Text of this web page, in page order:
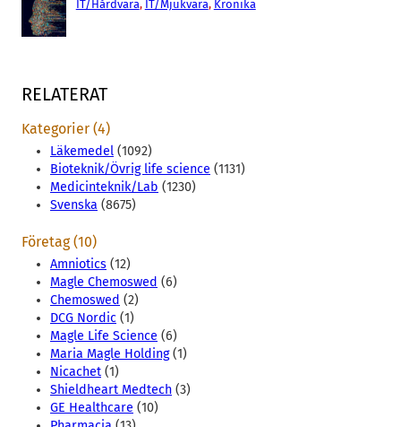
IT/Hårdvara, IT/Mjukvara, Krönika
RELATERAT
Kategorier (4)
Läkemedel (1092)
Bioteknik/Övrig life science (1131)
Medicinteknik/Lab (1230)
Svenska (8675)
Företag (10)
Amniotics (12)
Magle Chemoswed (6)
Chemoswed (2)
DCG Nordic (1)
Magle Life Science (6)
Maria Magle Holding(1)
Nicachet (1)
Shieldheart Medtech (3)
GE Healthcare (10)